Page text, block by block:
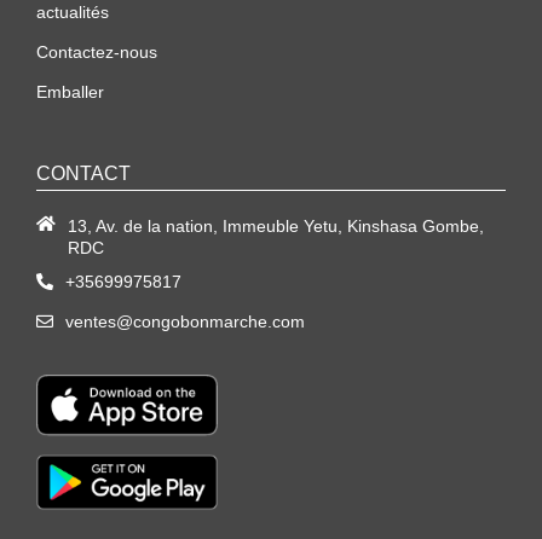
actualités
Contactez-nous
Emballer
CONTACT
13, Av. de la nation, Immeuble Yetu, Kinshasa Gombe,
RDC
+35699975817
ventes@congobonmarche.com